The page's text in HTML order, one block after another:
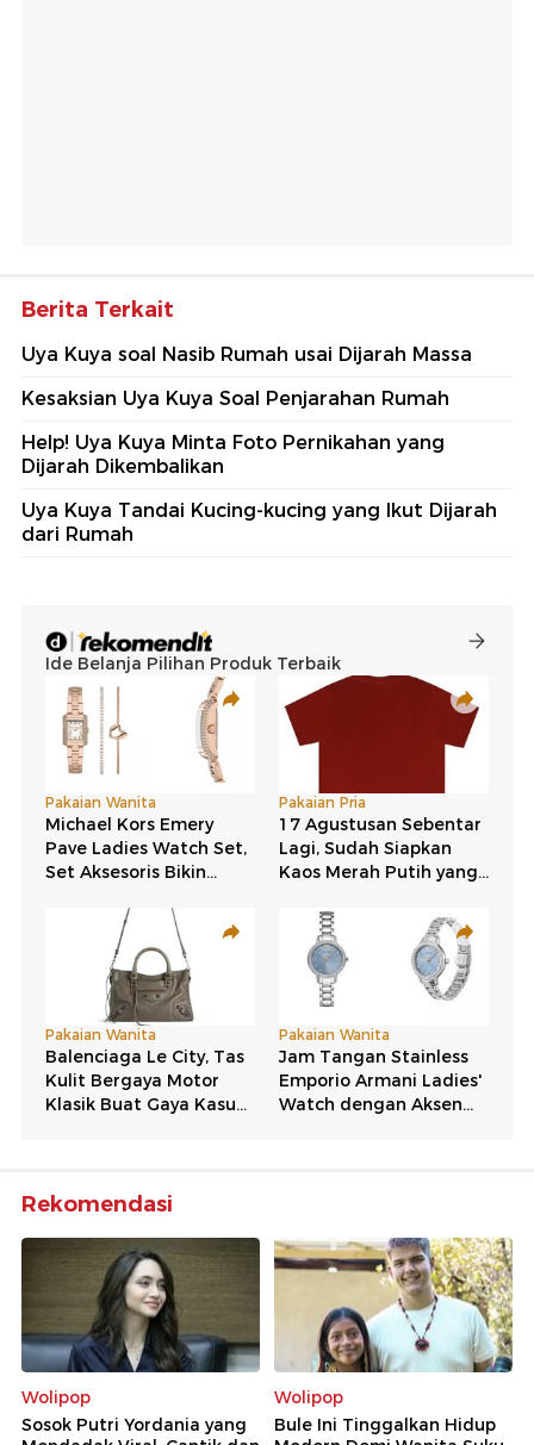
Berita Terkait
Uya Kuya soal Nasib Rumah usai Dijarah Massa
Kesaksian Uya Kuya Soal Penjarahan Rumah
Help! Uya Kuya Minta Foto Pernikahan yang
Dijarah Dikembalikan
Uya Kuya Tandai Kucing-kucing yang Ikut Dijarah
dari Rumah
Rekomendasi
Wolipop
Sosok Putri Yordania yang
Wolipop
Bule Ini Tinggalkan Hidup